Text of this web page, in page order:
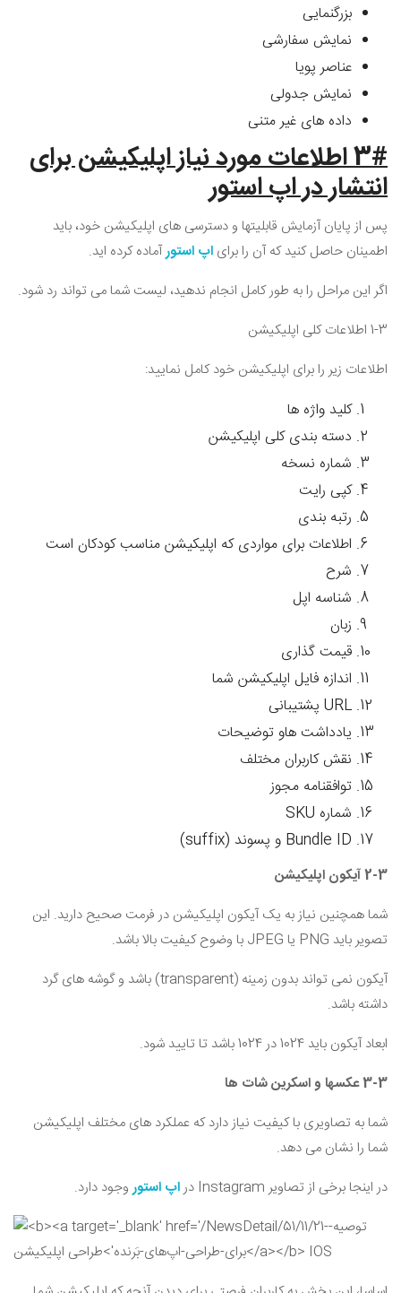
بزرگنمایی
نمایش سفارشی
عناصر پویا
نمایش جدولی
داده های غیر متنی
3# اطلاعات مورد نیاز اپلیکیشن برای
انتشار دراپ استور
پس از پایان آزمایش قابلیتها و دسترسی های اپلیکیشن خود، باید
اطمینان حاصل کنید که آن را برای اپ استورآماده کرده اید.
اگر این مراحل را به طور کامل انجام ندهید، لیست شما می تواند رد شود.
1-3 اطلاعات کلی اپلیکیشن
اطلاعات زیر را برای اپلیکیشن خود کامل نمایید:
کلید واژه ها
دسته بندی کلی اپلیکیشن
شماره نسخه
کپی رایت
رتبه بندی
اطلاعات برای مواردی که اپلیکیشن مناسب کودکان است
شرح
شناسه اپل
زبان
قیمت گذاری
اندازه فایل اپلیکیشن شما
URL پشتیبانی
یادداشت هاو توضیحات
نقش کاربران مختلف
توافقنامه مجوز
شماره SKU
Bundle ID و پسوند (suffix
)
2-3 آیکون اپلیکیشن
شما همچنین نیاز به یک آیکون اپلیکیشن در فرمت صحیح دارید. این
تصویر باید PNG یا JPEG با وضوح کیفیت بالا باشد.
آیکون نمی تواند بدون زمینه (transparent) باشد و گوشه های گرد
داشته باشد.
ابعاد آیکون باید 1024 در 1024 باشد تا تایید شود.
3-3 عکسها و اسکرین شات ها
شما به تصاویری با کیفیت نیاز دارد که عملکرد های مختلف اپلیکیشن
شما را نشان می دهد.
در اینجا برخی از تصاویرInstagram دراپ استوروجود دارد.